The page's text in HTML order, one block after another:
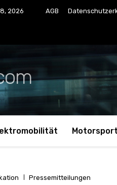
2026 AGB
Motorsport
Pressemitteilungen